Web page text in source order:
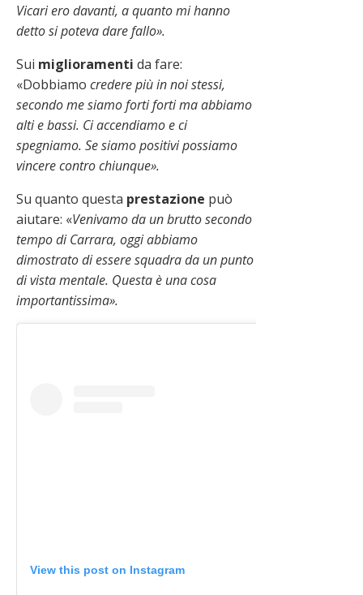
Vicari ero davanti, a quanto mi hanno
detto si poteva dare fallo».
Sui miglioramenti da fare:
«Dobbiamo credere più in noi stessi,
secondo me siamo forti forti ma abbiamo
alti e bassi. Ci accendiamo e ci
spegniamo. Se siamo positivi possiamo
vincere contro chiunque».
Su quanto questa prestazione può
aiutare: «Venivamo da un brutto secondo
tempo di Carrara, oggi abbiamo
dimostrato di essere squadra da un punto
di vista mentale. Questa è una cosa
importantissima».
View this post on Instagram